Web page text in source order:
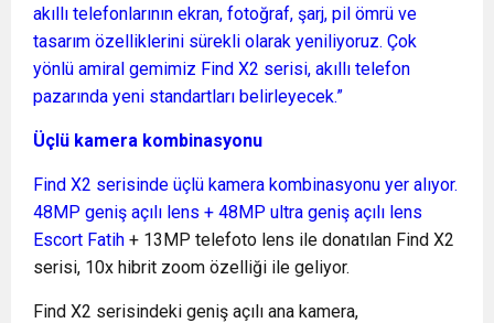
akıllı telefonlarının ekran, fotoğraf, şarj, pil ömrü ve
tasarım özelliklerini sürekli olarak yeniliyoruz. Çok
yönlü amiral gemimiz Find X2 serisi, akıllı telefon
pazarında yeni standartları belirleyecek.”
Üçlü kamera kombinasyonu
Find X2 serisinde üçlü kamera kombinasyonu yer alıyor.
48MP geniş açılı lens + 48MP ultra geniş açılı lens
Escort Fatih + 13MP telefoto lens ile donatılan Find X2
serisi, 10x hibrit zoom özelliği ile geliyor.
Find X2 serisindeki geniş açılı ana kamera,